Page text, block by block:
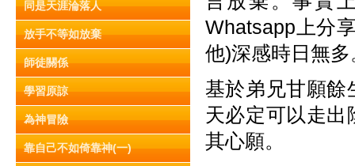
同是天涯淪落人
放手不等如放棄
師徒關係
學習原諒
為神冒險
靠自己不如倚靠神(一)
Whatsapp上分
他)深感時日無多
基於弟兄甘願餘
天必定可以走
其心願。